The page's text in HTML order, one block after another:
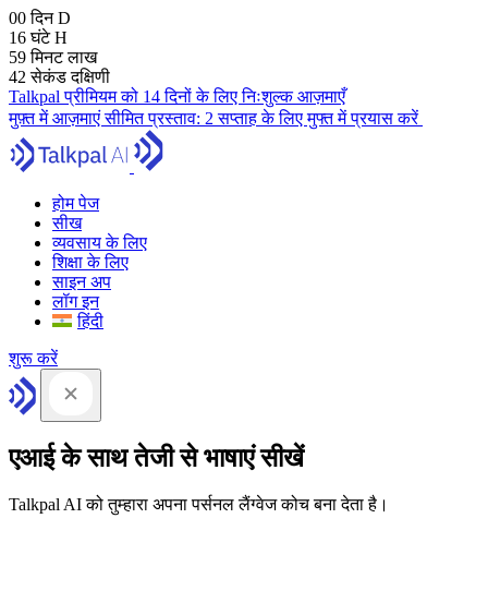
00 दिनD
16 घंटेH
59 मिनटलाख
42 सेकंडदक्षिणी
Talkpal प्रीमियम को 14 दिनों के लिए निःशुल्क आज़माएँ
मुफ़्त में आज़माएंसीमित प्रस्ताव: 2 सप्ताह के लिए मुफ्त में प्रयास करें
होम पेज
सीख
व्यवसाय के लिए
शिक्षा के लिए
साइन अप
लॉग इन
हिंदी
शुरू करें
एआई के साथ तेजी से भाषाएं सीखें
Talkpal AI को तुम्हारा अपना पर्सनल लैंग्वेज कोच बना देता है।